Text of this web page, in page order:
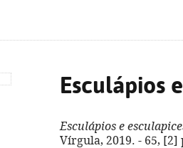
Esculápios
Esculápios e
Vírgula, 2019. - 65, [2]